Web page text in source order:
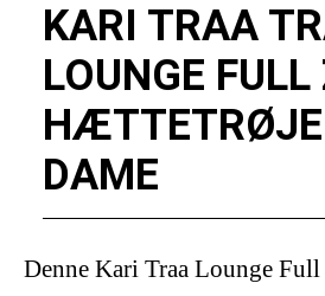
KARI TRAA
LOUNGE FULL
HÆTTETRØJE
DAME
Denne Kari Traa Lounge